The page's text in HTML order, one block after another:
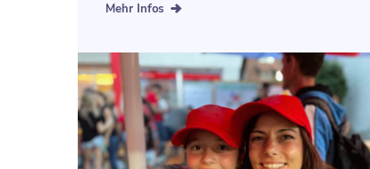
Mehr Infos